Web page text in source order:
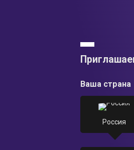
Ваша страна
Россия